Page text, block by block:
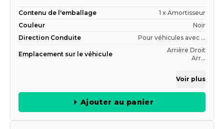
Contenu de l'emballage
1 x Amortisseur
Couleur
Noir
Direction Conduite
Pour véhicules avec ...
Emplacement sur le véhicule
Arrière Droit
Arr...
Voir plus
Ajouter au panier